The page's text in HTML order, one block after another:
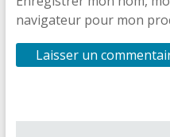
navigateur pour mon